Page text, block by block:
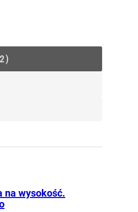
2
na wysokość.